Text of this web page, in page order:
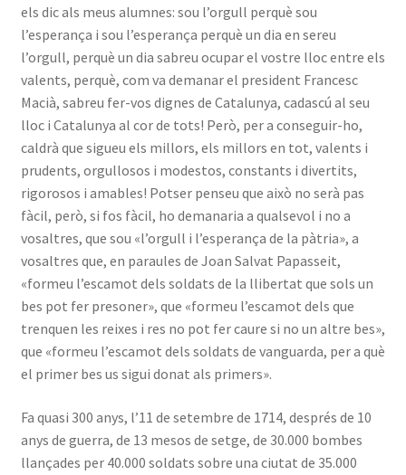
els dic als meus alumnes: sou l’orgull perquè sou
l’esperança i sou l’esperança perquè un dia en sereu
l’orgull, perquè un dia sabreu ocupar el vostre lloc entre els
valents, perquè, com va demanar el president Francesc
Macià, sabreu fer-vos dignes de Catalunya, cadascú al seu
lloc i Catalunya al cor de tots! Però, per a conseguir-ho,
caldrà que sigueu els millors, els millors en tot, valents i
prudents, orgullosos i modestos, constants i divertits,
rigorosos i amables! Potser penseu que això no serà pas
fàcil, però, si fos fàcil, ho demanaria a qualsevol i no a
vosaltres, que sou «l’orgull i l’esperança de la pàtria», a
vosaltres que, en paraules de Joan Salvat Papasseit,
«formeu l’escamot dels soldats de la llibertat que sols un
bes pot fer presoner», que «formeu l’escamot dels que
trenquen les reixes i res no pot fer caure si no un altre bes»,
que «formeu l’escamot dels soldats de vanguarda, per a què
el primer bes us sigui donat als primers».
Fa quasi 300 anys, l’11 de setembre de 1714, després de 10
anys de guerra, de 13 mesos de setge, de 30.000 bombes
llançades per 40.000 soldats sobre una ciutat de 35.000